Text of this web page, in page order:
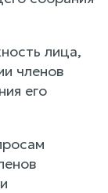
лица,
членов
его